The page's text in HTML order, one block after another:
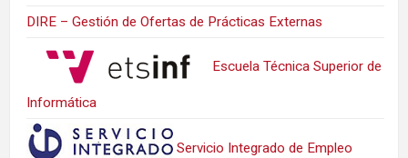
DIRE – Gestión de Ofertas de Prácticas Externas
Escuela Técnica Superior de
Informática
Servicio Integrado de Empleo